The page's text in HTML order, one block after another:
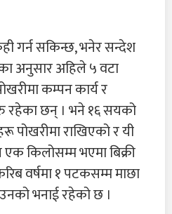
गर्न सकिन्छ, भनेर सन्देश
अनुसार अहिले ५ वटा
कम्पन कार्य र
रहेका छन् । भने १६ सयको
पोखरीमा राखिएको र यी
किलोसम्म भएमा बिक्री
वर्षमा १ पटकसम्म माछा
भनाई रहेको छ ।